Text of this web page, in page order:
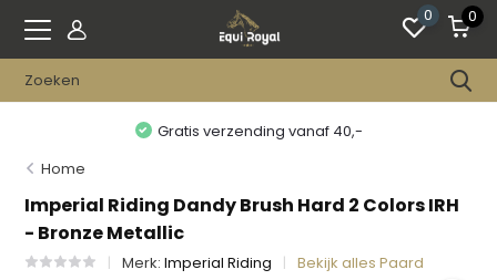
0 0
Gratis verzending vanaf 40,-
Home
Imperial Riding Dandy Brush Hard 2 Colors IRH
- Bronze Metallic
Merk:Imperial Riding Bekijk alles Paard